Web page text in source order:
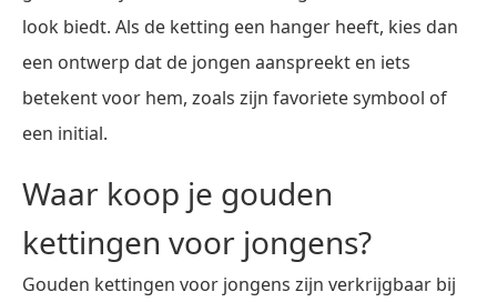
look biedt. Als de ketting een hanger heeft, kies dan
een ontwerp dat de jongen aanspreekt en iets
betekent voor hem, zoals zijn favoriete symbool of
een initial.
Waar koop je gouden
kettingen voor jongens?
Gouden kettingen voor jongens zijn verkrijgbaar bij